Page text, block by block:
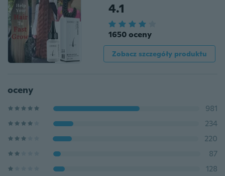
4.1
1650 oceny
Zobacz szczegóły produktu
oceny
981
234
220
87
128